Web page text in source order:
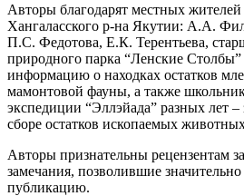
Авторы благодарят местных жителей
Хангаласского р-на Якутии: А.А.
П.С. Федотова, Е.К. Терентьева,
природного парка “Ленские
информацию о находках остатков
мамонтовой фауны, а также
экспедиции “Эллэйада” разных лет
сборе остатков ископаемых
Авторы признательны рецензентам
замечания, позволившие
публикацию.